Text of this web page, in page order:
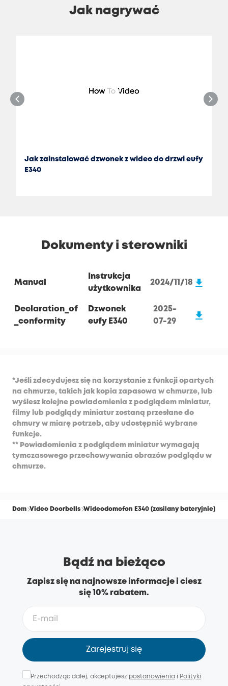
Chime (T8020) ani eufy Chime (T8740/T8742)
Jak nagrywać
Jak zainstalować dzwonek z wideo do drzwi eufy
E340
Dokumenty i sterowniki
Manual
Instrukcja
użytkownika
2024/11/18
Declaration_of
_conformity
Dzwonek
eufy E340
2025-
07-29
*Jeśli zdecydujesz się na korzystanie z funkcji opartych
na chmurze, takich jak kopia zapasowa w chmurze, lub
wyślesz kolejne powiadomienia z podglądem miniatur,
filmy lub podglądy miniatur zostaną przesłane do
chmury w miarę potrzeb, aby udostępnić wybrane
funkcje.
** Powiadomienia z podglądem miniatur wymagają
tymczasowego przechowywania obrazów podglądu w
chmurze.
Dom Video Doorbells Wideodomofon E340 (zasilany bateryjnie)
Bądź na bieżąco
Zapisz się na najnowsze informacje i ciesz
się 10% rabatem.
Zarejestruj się
Przechodząc dalej, akceptujesz postanowienia i Polityki